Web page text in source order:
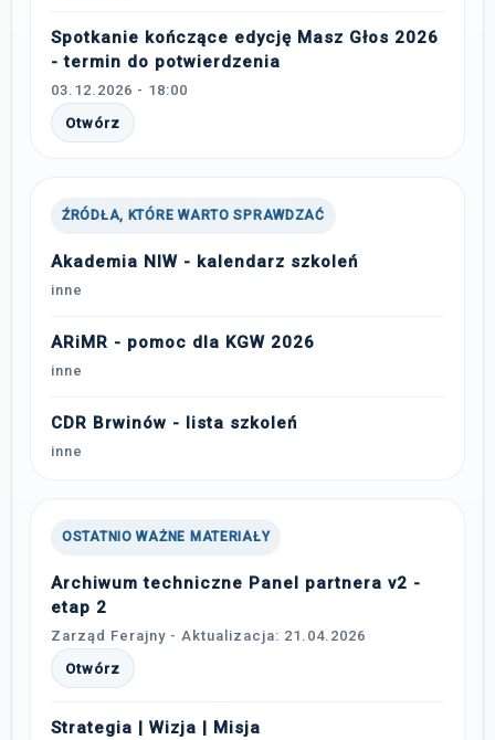
Spotkanie kończące edycję Masz Głos 2026
- termin do potwierdzenia
03.12.2026 - 18:00
Otwórz
ŹRÓDŁA, KTÓRE WARTO SPRAWDZAĆ
Akademia NIW - kalendarz szkoleń
inne
ARiMR - pomoc dla KGW 2026
inne
CDR Brwinów - lista szkoleń
inne
OSTATNIO WAŻNE MATERIAŁY
Archiwum techniczne Panel partnera v2 -
etap 2
Zarząd Ferajny - Aktualizacja: 21.04.2026
Otwórz
Strategia | Wizja | Misja